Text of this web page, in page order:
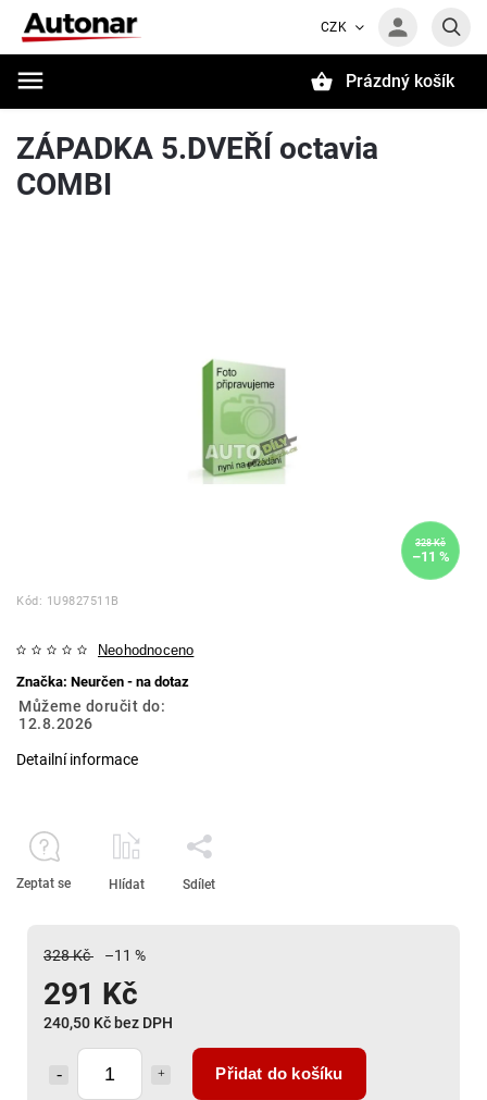
CZK
Prázdný košík
ZÁPADKA 5.DVEŘÍ octavia
COMBI
328 Kč
–11 %
Kód: 1U9827511B
Neohodnoceno
Značka: Neurčen - na dotaz
328 Kč –11 %
291 Kč
240,50 Kč bez DPH
Přidat do košíku
Můžeme doručit do:
12.8.2026
Detailní informace
Zeptat se Hlídat Sdílet